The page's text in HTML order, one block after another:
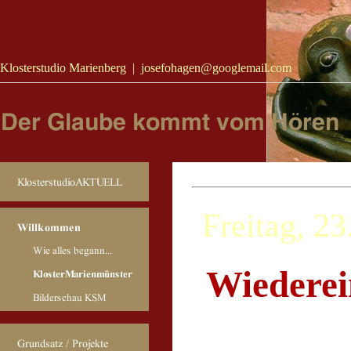
Klosterstudio Marienberg | josefohagen@googlemail.com
Freitag,